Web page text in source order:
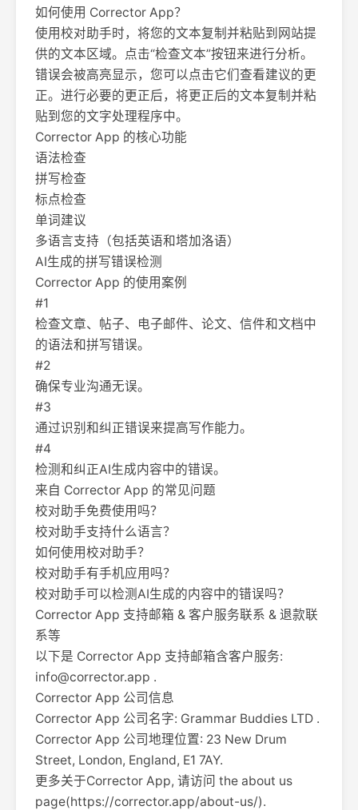
如何使用 Corrector App？
使用校对助手时，将您的文本复制并粘贴到网站提
供的文本区域。点击“检查文本”按钮来进行分析。
错误会被高亮显示，您可以点击它们查看建议的更
正。进行必要的更正后，将更正后的文本复制并粘
贴到您的文字处理程序中。
Corrector App 的核心功能
语法检查
拼写检查
标点检查
单词建议
多语言支持（包括英语和塔加洛语）
AI生成的拼写错误检测
Corrector App 的使用案例
#1
检查文章、帖子、电子邮件、论文、信件和文档中
的语法和拼写错误。
#2
确保专业沟通无误。
#3
通过识别和纠正错误来提高写作能力。
#4
检测和纠正AI生成内容中的错误。
来自 Corrector App 的常见问题
校对助手免费使用吗？
校对助手支持什么语言？
如何使用校对助手？
校对助手有手机应用吗？
校对助手可以检测AI生成的内容中的错误吗？
Corrector App 支持邮箱 & 客户服务联系 & 退款联
系等
以下是 Corrector App 支持邮箱含客户服务:
info@corrector.app .
Corrector App 公司信息
Corrector App 公司名字: Grammar Buddies LTD .
Corrector App 公司地理位置: 23 New Drum
Street, London, England, E1 7AY.
更多关于Corrector App, 请访问 the about us
page(https://corrector.app/about-us/).